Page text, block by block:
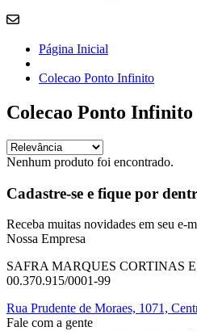
Página Inicial
Colecao Ponto Infinito
Colecao Ponto Infinito
Nenhum produto foi encontrado.
Cadastre-se e fique por
Receba muitas novidades em seu e-
Nossa Empresa
SAFRA MARQUES CORTINAS
00.370.915/0001-99
Rua Prudente de Moraes, 1071,
Fale com a gente